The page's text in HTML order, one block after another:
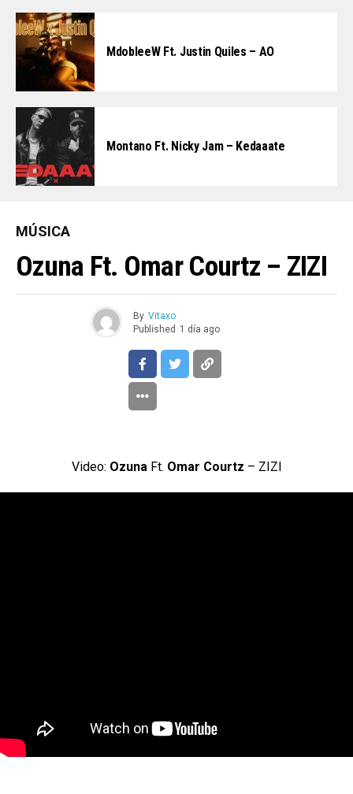
MdobleeW Ft. Justin Quiles – AO
Montano Ft. Nicky Jam – Kedaaate
MÚSICA
Ozuna Ft. Omar Courtz – ZIZI
By Vitaxo
Published 1 día ago
Video: Ozuna Ft. Omar Courtz – ZIZI